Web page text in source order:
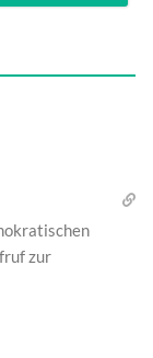
zur